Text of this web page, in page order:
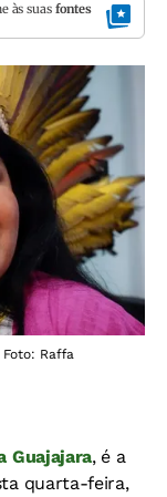
às suas fontes
Raffa
Guajajara, é a
quarta-feira,